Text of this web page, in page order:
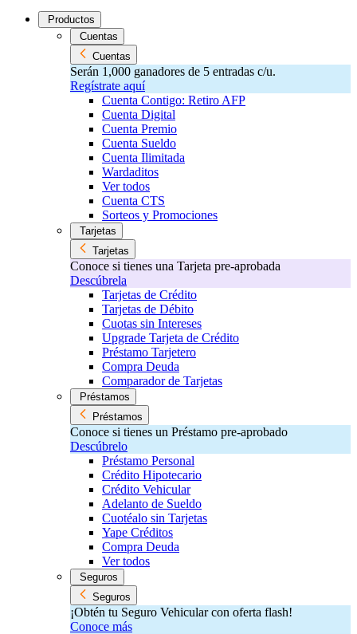
Productos
Cuentas
Cuentas
Serán 1,000 ganadores de 5 entradas c/u.
Regístrate aquí
Cuenta Contigo: Retiro AFP
Cuenta Digital
Cuenta Premio
Cuenta Sueldo
Cuenta Ilimitada
Wardaditos
Ver todos
Cuenta CTS
Sorteos y Promociones
Tarjetas
Tarjetas
Conoce si tienes una Tarjeta pre-aprobada
Descúbrela
Tarjetas de Crédito
Tarjetas de Débito
Cuotas sin Intereses
Upgrade Tarjeta de Crédito
Préstamo Tarjetero
Compra Deuda
Comparador de Tarjetas
Préstamos
Préstamos
Conoce si tienes un Préstamo pre-aprobado
Descúbrelo
Préstamo Personal
Crédito Hipotecario
Crédito Vehicular
Adelanto de Sueldo
Cuotéalo sin Tarjetas
Yape Créditos
Compra Deuda
Ver todos
Seguros
Seguros
¡Obtén tu Seguro Vehicular con oferta flash!
Conoce más